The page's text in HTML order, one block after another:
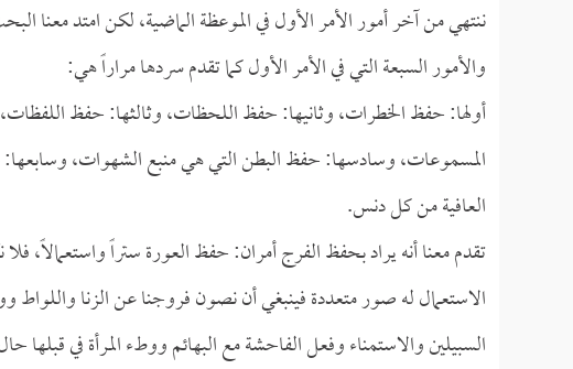
ننتهي من آخر أمور الأمر الأول في الموعظة الماضية، لكن امتد معنا
والأمور السبعة التي في الأمر الأول كما تقدم سردها مراراً هي:
أولها: حفظ الخطرات، وثانيها: حفظ اللحظات، وثالثها: حفظ
المسموعات، وسادسها: حفظ البطن التي هي منبع الشهوات،
العافية من كل دنس.
تقدم معنا أنه يراد بحفظ الفرج أمران: حفظ العورة ستراً واستعمالاً،
الاستعمال له صور متعددة فينبغي أن نصون فروجنا عن الزنا واللواط
السبيلين والاستمناء وفعل الفاحشة مع البهائم ووطء المرأة في